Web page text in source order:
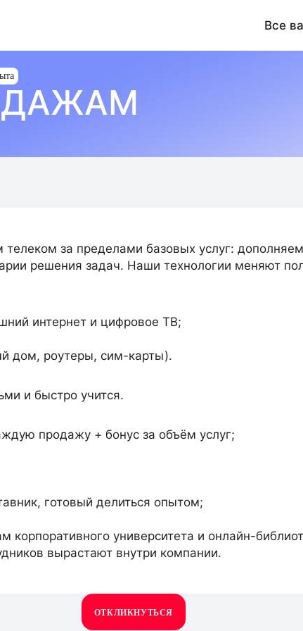
Все
АНАЛИТИКА 51 БЕЗОПАСНОСТЬ И ОХРАНА ТРУДА
5 ТЕХНИЧЕСКИЙ БЛОК 354
за пределами базовых услуг:
решения задач. Наши технологии меняют
интернет и цифровое ТВ;
дом, роутеры, сим-карты).
и быстро учится.
продажу + бонус за объём услуг;
готовый делиться опытом;
университета и онлайн-
вырастают внутри компании.
ОТКЛИКНУТЬСЯ